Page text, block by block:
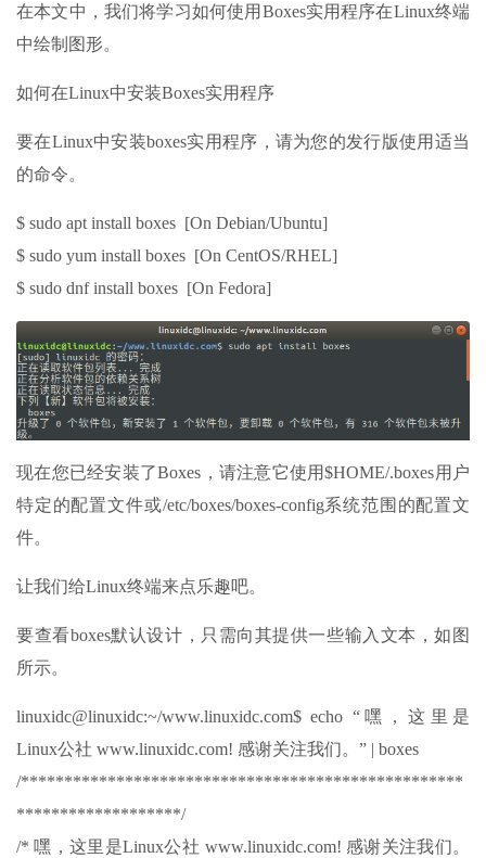
在本文中，我们将学习如何使用Boxes实用程序在Linux终端
中绘制图形。
如何在Linux中安装Boxes实用程序
要在Linux中安装boxes实用程序，请为您的发行版使用适当
的命令。
$ sudo apt install boxes [On Debian/Ubuntu]
$ sudo yum install boxes [On CentOS/RHEL]
$ sudo dnf install boxes [On Fedora]
现在您已经安装了Boxes，请注意它使用$HOME/.boxes用户
特定的配置文件或/etc/boxes/boxes-config系统范围的配置文
件。
让我们给Linux终端来点乐趣吧。
要查看boxes默认设计，只需向其提供一些输入文本，如图
所示。
linuxidc@linuxidc:~/www.linuxidc.com$ echo “嘿，这里是
Linux公社 www.linuxidc.com! 感谢关注我们。” | boxes
/***************************************************
*******************/
/* 嘿，这里是Linux公社 www.linuxidc.com! 感谢关注我们。